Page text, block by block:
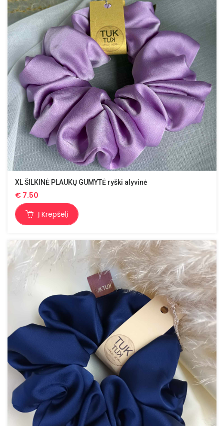
XL ŠILKINĖ PLAUKŲ GUMYTĖ ryški alyvinė
€ 7.50
Į Krepšelį